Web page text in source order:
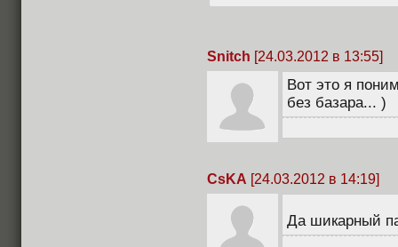
Snitch [24.03.2012 в 13:55]
Вот это я
без базара... )
CsKA [24.03.2012 в 14:19]
Да шикарный